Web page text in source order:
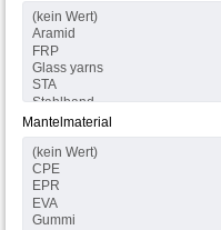
Mantelmaterial